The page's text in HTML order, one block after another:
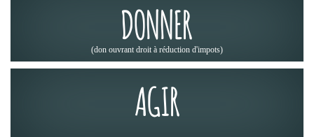
DONNER
(don ouvrant droit à réduction d'impots)
AGIR